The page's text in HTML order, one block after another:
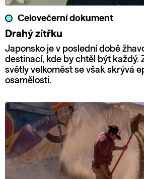
Celovečerní dokument
Drahý zítřku
Japonsko je v poslední době
destinací, kde by chtěl být každý.
světly velkoměst se však skrývá
osamělosti.